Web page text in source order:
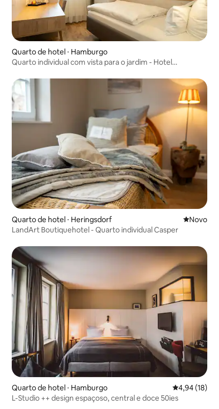
Quarto de hotel ⋅ Hamburgo
Quarto individual com vista para o jardim - Hotel
Quarto de hotel ⋅ Heringsdorf Novo
Novo
LandArt Boutiquehotel - Quarto individual Casper
Quarto de hotel ⋅ Hamburgo 4,94 de uma
4,94 (18)
L-Studio ++ design espaçoso, central e doce 50ies